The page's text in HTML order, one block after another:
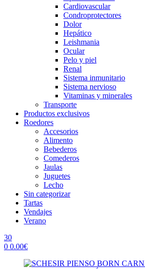
Cardiovascular
Condroprotectores
Dolor
Hepático
Leishmania
Ocular
Pelo y piel
Renal
Sistema inmunitario
Sistema nervioso
Vitaminas y minerales
Transporte
Productos exclusivos
Roedores
Accesorios
Alimento
Bebederos
Comederos
Jaulas
Juguetes
Lecho
Sin categorizar
Tartas
Vendajes
Verano
30
0 0.00€